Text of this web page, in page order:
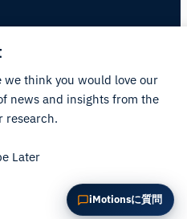
iMotionsに質問
think you would love our
news and insights from the
research.
Later